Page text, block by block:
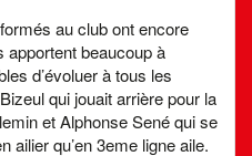
au club ont encore
apportent beaucoup à
d’évoluer à tous les
qui jouait arrière pour la
et Alphonse Sené qui se
ailier qu’en 3eme ligne aile.